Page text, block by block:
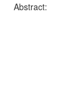
Abstract: